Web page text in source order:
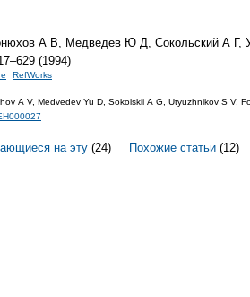
А В, Медведев Ю Д, Сокольский А Г,
(1994)
RefWorks
A V, Medvedev Yu D, Sokolskii A G, Utyuzhnikov S V,
на эту (24) Похожие статьи(12)